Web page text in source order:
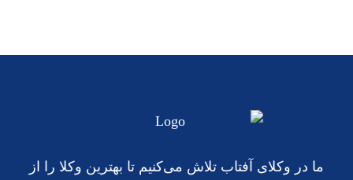
ما در وکلای آفتاب تلاش می‌کنیم تا بهترین وکلا را از